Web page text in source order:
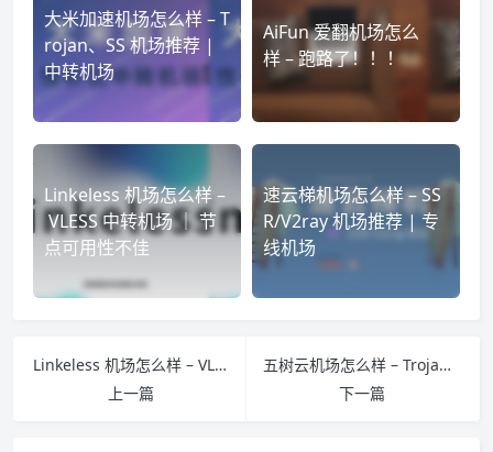
大米加速机场怎么样 – T
rojan、SS 机场推荐 |
中转机场
AiFun 爱翻机场怎么
样 – 跑路了！！！
Linkeless 机场怎么样 –
VLESS 中转机场 ｜ 节
点可用性不佳
速云梯机场怎么样 – SS
R/V2ray 机场推荐 | 专
线机场
Linkeless 机场怎么样 – VLESS 中转机场 ｜ 节点可用性不佳
上一篇
五树云机场怎么样 – Trojan 机场推荐 | 专线机场
下一篇